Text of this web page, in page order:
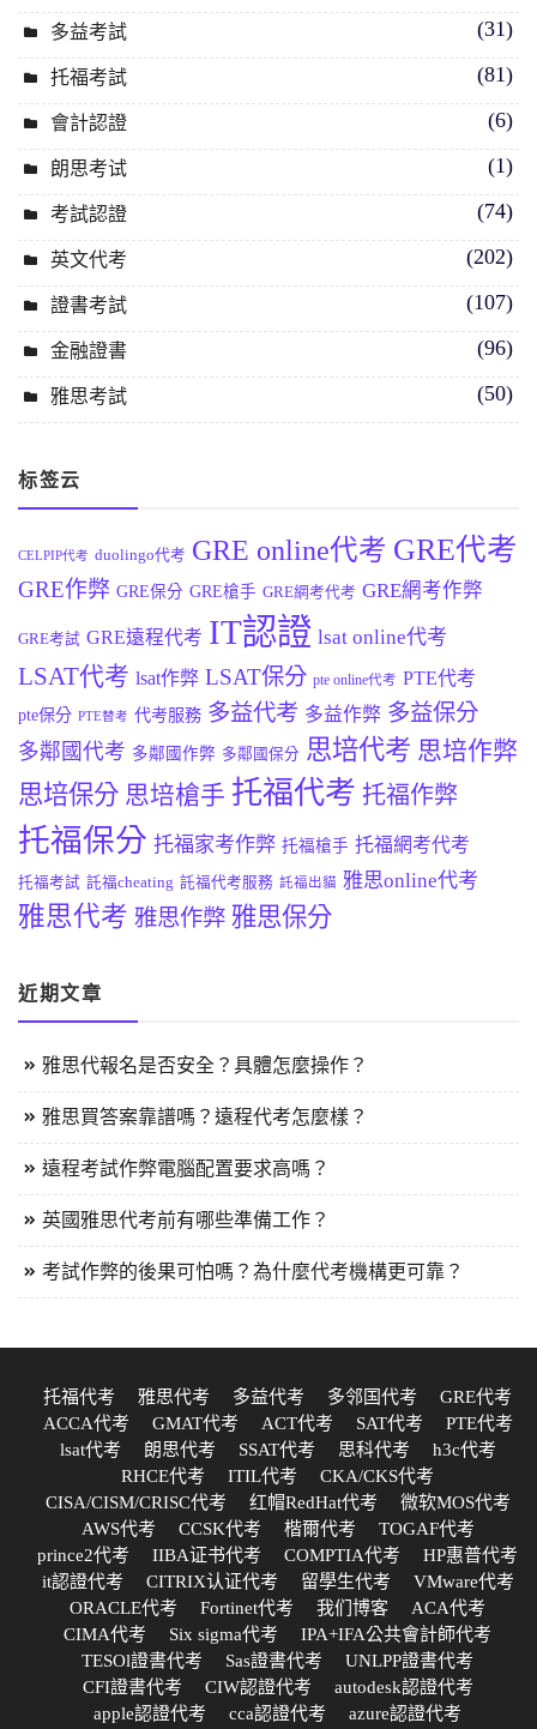
多益考試 (31)
托福考試 (81)
會計認證 (6)
朗思考试 (1)
考試認證 (74)
英文代考 (202)
證書考試 (107)
金融證書 (96)
雅思考試 (50)
标签云
CELPIP代考 duolingo代考 GRE online代考 GRE代考
GRE作弊 GRE保分 GRE槍手 GRE網考代考 GRE網考作弊
GRE考試 GRE遠程代考 IT認證 lsat online代考
LSAT代考 lsat作弊 LSAT保分 pte online代考 PTE代考
pte保分 PTE替考 代考服務 多益代考 多益作弊 多益保分
多鄰國代考 多鄰國作弊 多鄰國保分 思培代考 思培作弊
思培保分 思培槍手 托福代考 托福作弊
托福保分 托福家考作弊 托福槍手 托福網考代考
托福考試 託福cheating 託福代考服務 託福出貓 雅思online代考
雅思代考 雅思作弊 雅思保分
近期文章
雅思代報名是否安全？具體怎麼操作？
雅思買答案靠譜嗎？遠程代考怎麼樣？
遠程考試作弊電腦配置要求高嗎？
英國雅思代考前有哪些準備工作？
考試作弊的後果可怕嗎？為什麼代考機構更可靠？
托福代考 雅思代考 多益代考 多邻国代考
GRE代考
ACCA代考
GMAT代考 ACT代考 SAT代考
PTE代考
lsat代考
朗思代考 SSAT代考 思科代考
h3c代考
RHCE代考
ITIL代考
CKA/CKS代考
CISA/CISM/CRISC代考
红帽RedHat代考
微软MOS代考
AWS代考
CCSK代考 楷爾代考
TOGAF代考
prince2代考
IIBA证书代考 COMPTIA代考
HP惠普代考
it認證代考
CITRIX认证代考 留學生代考
VMware代考
ORACLE代考
Fortinet代考 我们博客
ACA代考
CIMA代考
Six sigma代考
IPA+IFA公共會計師代考
TESOl證書代考
Sas證書代考
UNLPP證書代考
CFI證書代考
CIW認證代考
autodesk認證代考
apple認證代考
cca認證代考
azure認證代考